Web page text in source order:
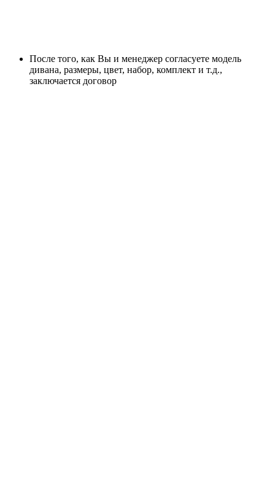
После того, как Вы и менеджер согласуете модель
дивана, размеры, цвет, набор, комплект и т.д.,
заключается договор